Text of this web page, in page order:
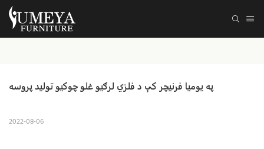
په یومیا فرنیچر کې د فلزي لرګیو غلو چوکیو تولید پروسه
2022-08-06